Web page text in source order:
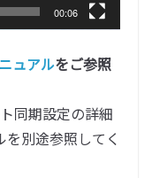
00:06
ュアルをご参照
同期設定の詳細
別途参照してく